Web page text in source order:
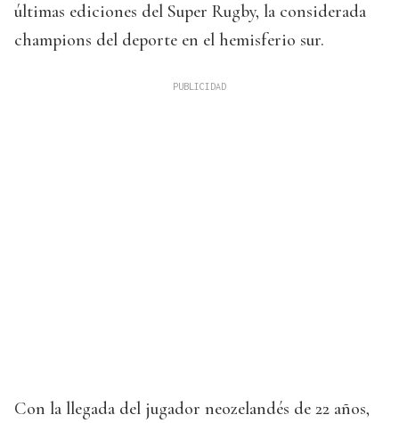
últimas ediciones del Super Rugby, la considerada
champions del deporte en el hemisferio sur.
Con la llegada del jugador neozelandés de 22 años,